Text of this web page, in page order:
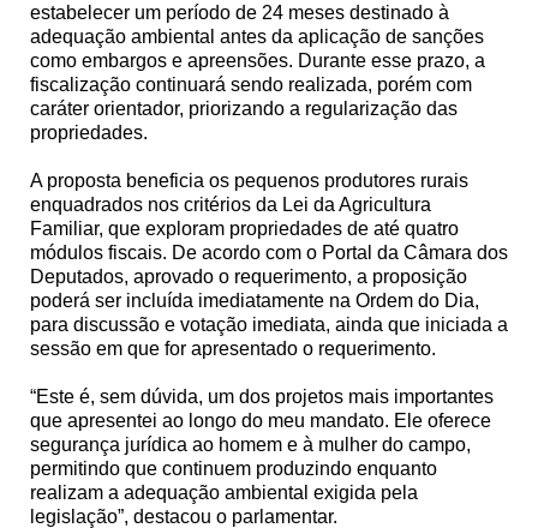
estabelecer um período de 24 meses destinado à
adequação ambiental antes da aplicação de sanções
como embargos e apreensões. Durante esse prazo, a
fiscalização continuará sendo realizada, porém com
caráter orientador, priorizando a regularização das
propriedades.
A proposta beneficia os pequenos produtores rurais
enquadrados nos critérios da Lei da Agricultura
Familiar, que exploram propriedades de até quatro
módulos fiscais. De acordo com o Portal da Câmara dos
Deputados, aprovado o requerimento, a proposição
poderá ser incluída imediatamente na Ordem do Dia,
para discussão e votação imediata, ainda que iniciada a
sessão em que for apresentado o requerimento.
“Este é, sem dúvida, um dos projetos mais importantes
que apresentei ao longo do meu mandato. Ele oferece
segurança jurídica ao homem e à mulher do campo,
permitindo que continuem produzindo enquanto
realizam a adequação ambiental exigida pela
legislação”, destacou o parlamentar.